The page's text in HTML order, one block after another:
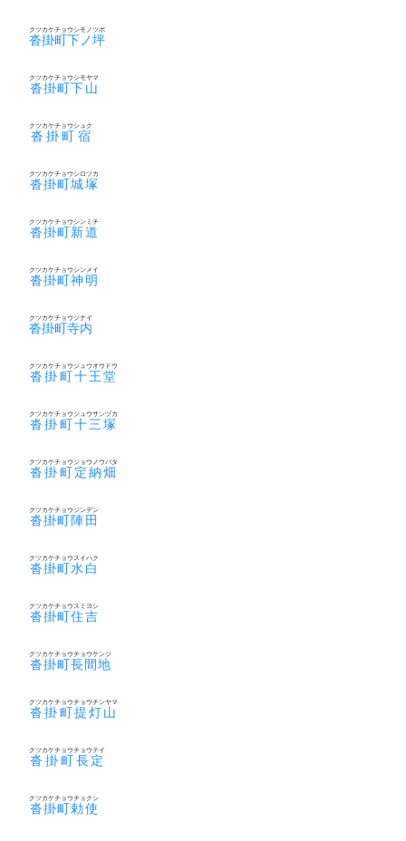
沓掛町下ノ坪
クツカケチョウシモノツボ
沓掛町下山
クツカケチョウシモヤマ
沓掛町宿
クツカケチョウシュク
沓掛町城塚
クツカケチョウシロツカ
沓掛町新道
クツカケチョウシンミチ
沓掛町神明
クツカケチョウシンメイ
沓掛町寺内
クツカケチョウジナイ
沓掛町十王堂
クツカケチョウジュウオウドウ
沓掛町十三塚
クツカケチョウジュウサンヅカ
沓掛町定納畑
クツカケチョウジョウノウバタ
沓掛町陣田
クツカケチョウジンデン
沓掛町水白
クツカケチョウスイハク
沓掛町住吉
クツカケチョウスミヨシ
沓掛町長間地
クツカケチョウチョウケンジ
沓掛町提灯山
クツカケチョウチョウチンヤマ
沓掛町長定
クツカケチョウチョウテイ
沓掛町勅使
クツカケチョウチョクシ